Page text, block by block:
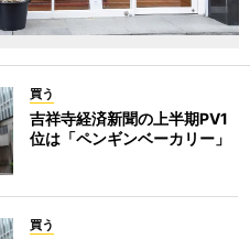
買う
吉祥寺経済新聞の上半期PV1
位は「ペンギンベーカリー」
買う